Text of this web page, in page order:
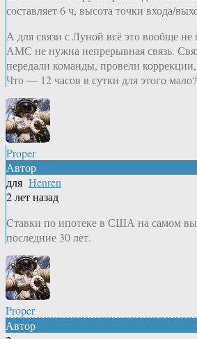
составляет 6 ч, высота точки входа/
А для связи с Луной всё это вообще
АМС не нужна непрерывная связь.
передали команды, провели
Что — 12 часов в сутки для этого мало?
Proper
Автор
для Henren
2 лет назад
Cтавки по ипотеке в США на самом
последние 30 лет.
Proper
Автор